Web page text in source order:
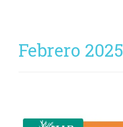
Febrero 2025